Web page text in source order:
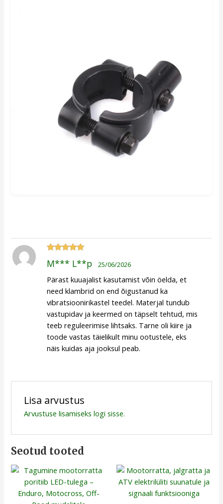
5/ 5
M*** L**p 25/06/2026
Pärast kuuajalist kasutamist võin öelda, et
need klambrid on end õigustanud ka
vibratsioonirikastel teedel. Materjal tundub
vastupidav ja keermed on täpselt tehtud, mis
teeb reguleerimise lihtsaks. Tarne oli kiire ja
toode vastas täielikult minu ootustele, eks
näis kuidas aja jooksul peab.
Lisa arvustus
Arvustuse lisamiseks logi sisse.
Seotud tooted